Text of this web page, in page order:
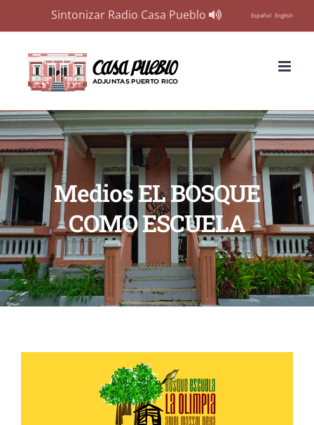
Sintonizar Radio Casa Pueblo Español English
content
Medios EL BOSQUE
COMO ESCUELA